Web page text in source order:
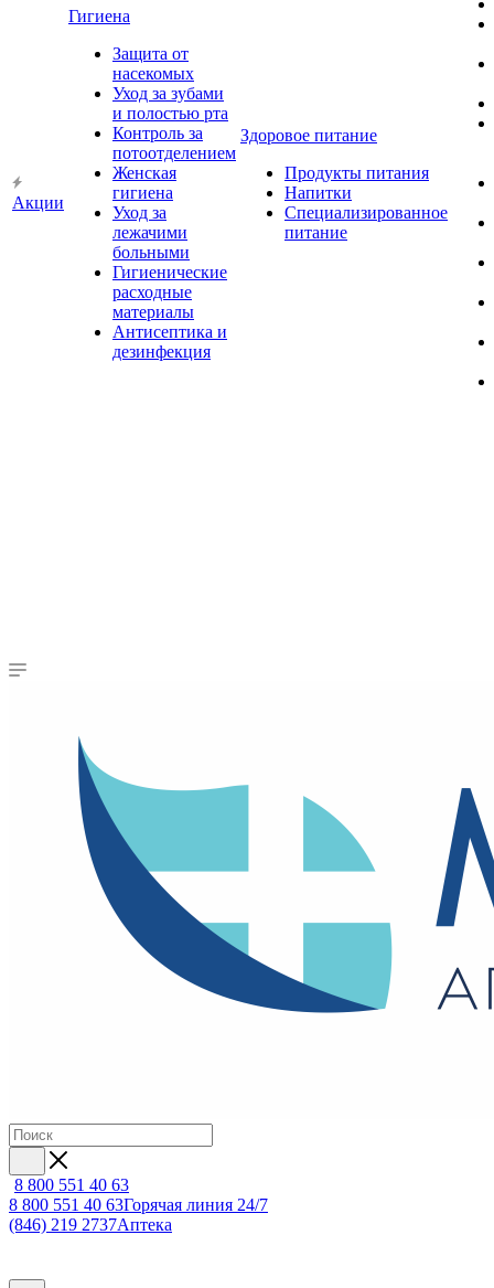
Акции
Гигиена
Защита от
насекомых
Уход за зубами
и полостью рта
Контроль за
потоотделением
Женская
гигиена
Уход за
лежачими
больными
Гигиенические
расходные
материалы
Антисептика и
дезинфекция
Здоровое питание
Продукты питания
Напитки
Специализированное
питание
8 800 551 40 63
8 800 551 40 63Горячая линия 24/7
(846) 219 2737Аптека